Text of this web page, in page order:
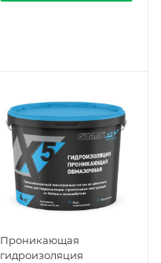
Проникающая
гидроизоляция